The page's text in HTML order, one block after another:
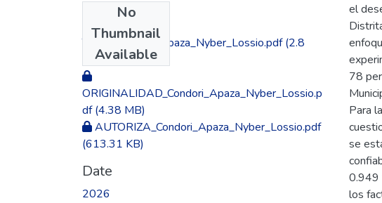
No
Thumbnail
Available
TESIS_Condori_Apaza_Nyber_Lossio.pdf(2.8
MB)
ORIGINALIDAD_Condori_Apaza_Nyber_Lossio.p
df(4.38 MB)
AUTORIZA_Condori_Apaza_Nyber_Lossio.pdf
(613.31 KB)
Date
2026
el
78
Para
se
0.949
los